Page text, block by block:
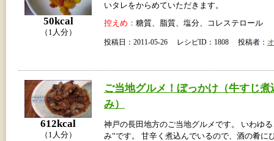
50kcal
（1人分）
いタレをからめていただきます。
控えめ： 糖質、脂質、塩分、コレステロール
投稿日：2011-05-26 レシピID：1808 投稿者：
612kcal
（1人分）
ご当地グルメ！ぼっかけ（牛すじ煮
み）
神戸の長田地方のご当地グルメです。 いわゆ
み”です。 甘辛く煮込んでいるので、酒の肴に